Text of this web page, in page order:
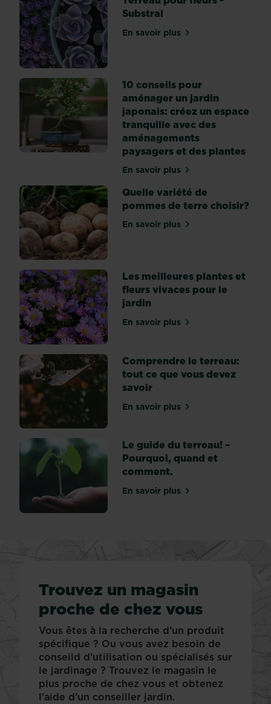
Substral
En savoir plussur Terreau pour fleurs -
10 conseils pour
aménager un jardin
japonais: créez un espace
tranquille avec des
aménagements
paysagers et des plantes
En savoir plussur 10 conseils pour
Quelle variété de
pommes de terre choisir?
En savoir plussur Quelle variété de
Les meilleures plantes et
fleurs vivaces pour le
jardin
En savoir plussur Les meilleures
Comprendre le terreau:
tout ce que vous devez
savoir
En savoir plussur Comprendre le
Le guide du terreau! –
Pourquoi, quand et
comment.
En savoir plussur Le guide du terreau!
Trouvez un magasin
proche de chez vous
Vous êtes à la recherche d’un produit
spécifique ? Ou vous avez besoin de
conseild d’utilisation ou spécialisés sur
le jardinage ? Trouvez le magasin le
plus proche de chez vous et obtenez
l’aide d’un conseiller jardin.